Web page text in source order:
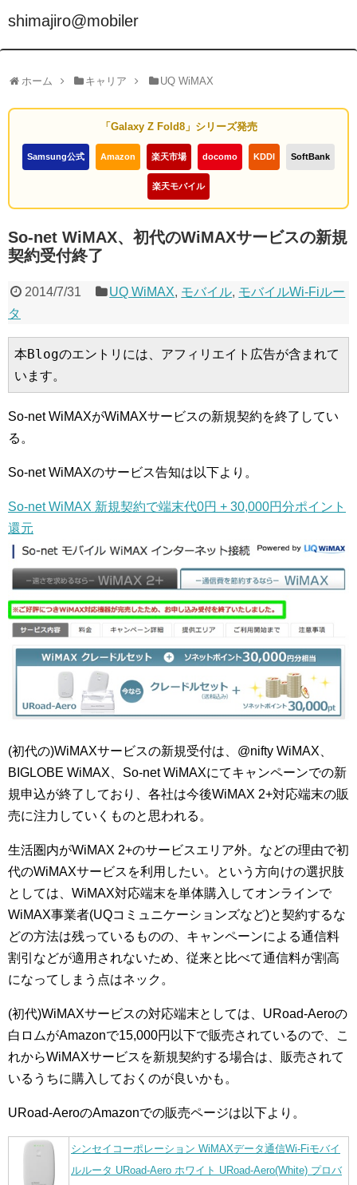
shimajiro@mobiler
ホーム キャリア UQ WiMAX
「Galaxy Z Fold8」シリーズ発売
Samsung公式 Amazon 楽天市場 docomo KDDI SoftBank
楽天モバイル
So-net WiMAX、初代のWiMAXサービスの新規
契約受付終了
2014/7/31 UQ WiMAX, モバイル, モバイルWi-Fiルー
タ
本Blogのエントリには、アフィリエイト広告が含まれて
います。
So-net WiMAXがWiMAXサービスの新規契約を終了してい
る。
So-net WiMAXのサービス告知は以下より。
So-net WiMAX 新規契約で端末代0円 + 30,000円分ポイント
還元
(初代の)WiMAXサービスの新規受付は、@nifty WiMAX、
BIGLOBE WiMAX、So-net WiMAXにてキャンペーンでの新
規申込が終了しており、各社は今後WiMAX 2+対応端末の販
売に注力していくものと思われる。
生活圏内がWiMAX 2+のサービスエリア外。などの理由で初
代のWiMAXサービスを利用したい。という方向けの選択肢
としては、WiMAX対応端末を単体購入してオンラインで
WiMAX事業者(UQコミュニケーションズなど)と契約するな
どの方法は残っているものの、キャンペーンによる通信料
割引などが適用されないため、従来と比べて通信料が割高
になってしまう点はネック。
(初代)WiMAXサービスの対応端末としては、URoad-Aeroの
白ロムがAmazonで15,000円以下で販売されているので、こ
れからWiMAXサービスを新規契約する場合は、販売されて
いるうちに購入しておくのが良いかも。
URoad-AeroのAmazonでの販売ページは以下より。
シンセイコーポレーション WiMAXデータ通信Wi-Fiモバイ
ルルータ URoad-Aero ホワイト URoad-Aero(White) プロバ